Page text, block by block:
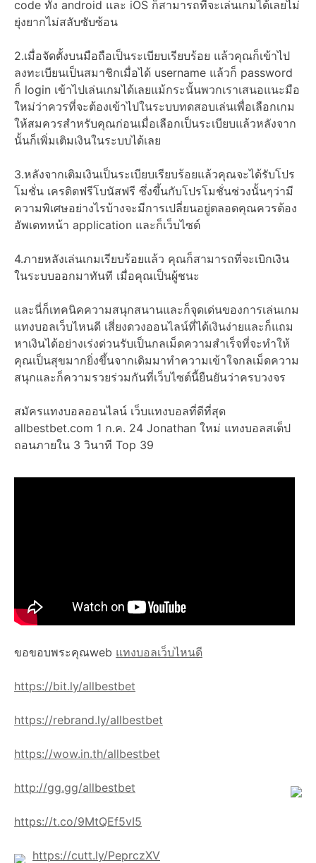
code ทั้ง android และ iOS ก็สามารถที่จะเล่นเกมได้เลยไม่
ยุ่งยากไม่สลับซับซ้อน
2.เมื่อจัดตั้งบนมือถือเป็นระเบียบเรียบร้อย แล้วคุณก็เข้าไป
ลงทะเบียนเป็นสมาชิกเมื่อได้ username แล้วก็ password
ก็ login เข้าไปเล่นเกมได้เลยแม้กระนั้นพวกเราเสนอแนะมือ
ใหม่ว่าควรที่จะต้องเข้าไปในระบบทดสอบเล่นเพื่อเลือกเกม
ให้สมควรสำหรับคุณก่อนเมื่อเลือกเป็นระเบียบแล้วหลังจาก
นั้นก็เพิ่มเติมเงินในระบบได้เลย
3.หลังจากเติมเงินเป็นระเบียบเรียบร้อยแล้วคุณจะได้รับโปร
โมชั่น เครดิตฟรีโบนัสฟรี ซึ่งขึ้นกับโปรโมชั่นช่วงนั้นๆว่ามี
ความพิเศษอย่างไรบ้างจะมีการเปลี่ยนอยู่ตลอดคุณควรต้อง
อัพเดทหน้า application และก็เว็บไซต์
4.ภายหลังเล่นเกมเรียบร้อยแล้ว คุณก็สามารถที่จะเบิกเงิน
ในระบบออกมาทันที เมื่อคุณเป็นผู้ชนะ
และนี่ก็เทคนิคความสนุกสนานและก็จุดเด่นของการเล่นเกม
แทงบอลเว็บไหนดี เสี่ยงดวงออนไลน์ที่ได้เงินง่ายและก็แถม
หาเงินได้อย่างเร่งด่วนรับเป็นกลเม็ดความสำเร็จที่จะทำให้
คุณเป็นสุขมากยิ่งขึ้นจากเดิมมาทำความเข้าใจกลเม็ดความ
สนุกและก็ความรวยร่วมกันที่เว็บไซต์นี้ยืนยันว่าครบวงจร
สมัครแทงบอลออนไลน์ เว็บแทงบอลที่ดีที่สุด
allbestbet.com 1 ก.ค. 24 Jonathan ใหม่ แทงบอลสเต็ป
ถอนภายใน 3 วินาที Top 39
ขอขอบพระคุณweb แทงบอลเว็บไหนดี
https://bit.ly/allbestbet
https://rebrand.ly/allbestbet
https://wow.in.th/allbestbet
http://gg.gg/allbestbet
https://t.co/9MtQEf5vI5
https://cutt.ly/PeprczXV